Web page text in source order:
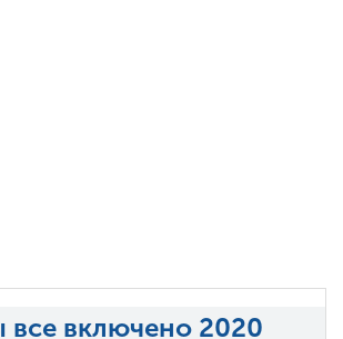
все включено 2020